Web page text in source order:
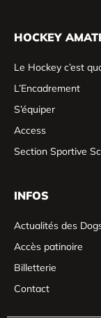
HOCKEY
Le Hockey c’est
L’Encadrement
S’équiper
Access
Section Sportive
INFOS
Actualités des
Accès patinoire
Billetterie
Contact